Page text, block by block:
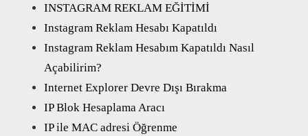
INSTAGRAM REKLAM EĞİTİMİ
Instagram Reklam Hesabı Kapatıldı
Instagram Reklam Hesabım Kapatıldı Nasıl
Açabilirim?
Internet Explorer Devre Dışı Bırakma
IP Blok Hesaplama Aracı
IP ile MAC adresi Öğrenme